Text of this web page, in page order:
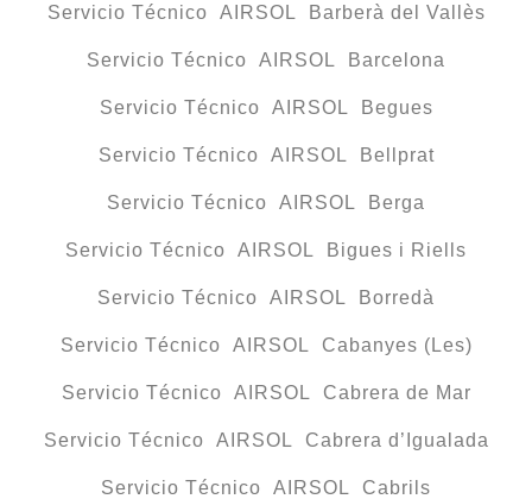
Servicio Técnico AIRSOL Barberà del Vallès
Servicio Técnico AIRSOL Barcelona
Servicio Técnico AIRSOL Begues
Servicio Técnico AIRSOL Bellprat
Servicio Técnico AIRSOL Berga
Servicio Técnico AIRSOL Bigues i Riells
Servicio Técnico AIRSOL Borredà
Servicio Técnico AIRSOL Cabanyes (Les)
Servicio Técnico AIRSOL Cabrera de Mar
Servicio Técnico AIRSOL Cabrera d’Igualada
Servicio Técnico AIRSOL Cabrils